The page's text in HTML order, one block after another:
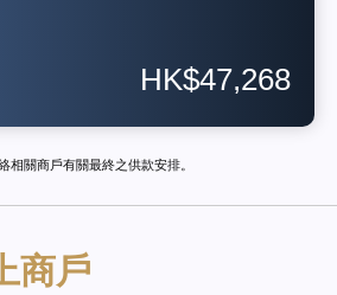
HK$47,268
相關商戶有關最終之供款安排。
商戶